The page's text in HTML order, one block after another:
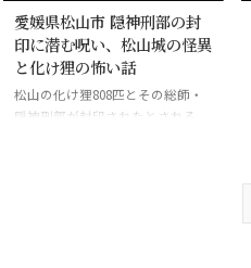
愛媛県松山市 隠神刑部の封
印に潜む呪い、松山城の怪異
と化け狸の怖い話
松山の化け狸808匹とその総師・
隠神刑部が封印されたとされる。